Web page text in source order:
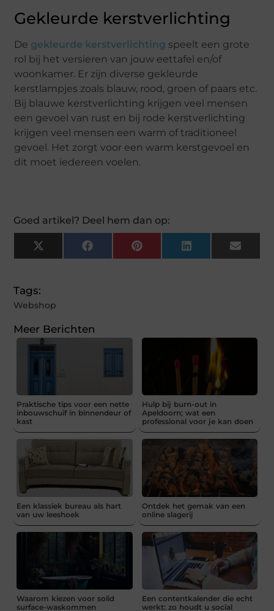
Gekleurde kerstverlichting
De gekleurde kerstverlichting speelt een grote
rol bij het versieren van jouw eettafel en/of
woonkamer. Er zijn diverse gekleurde
kerstlampjes zoals blauw, rood, groen of paars etc.
Bij blauwe kerstverlichting krijgen veel mensen
een gevoel van rust en bij rode kerstverlichting
krijgen veel mensen een warm of traditioneel
gevoel. Het zorgt voor een warm kerstgevoel en
dit moet iedereen voelen.
Goed artikel? Deel hem dan op:
X
(Twitter)
FacebookPinterestLinkedInEmail
Tags:
Webshop
Meer Berichten
Praktische tips voor een nette
inbouwschuif in binnendeur of
kast
Hulp bij burn-out in
Apeldoorn; wat een
professional voor je kan doen
Een klassiek bureau als hart
van uw leeshoek
Ontdek het gemak van een
online slagerij
Waarom kiezen voor solid
surface-waskommen
Een contentkalender die echt
werkt: zo houdt u social